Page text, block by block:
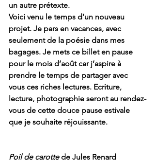
un autre prétexte.
Voici venu le temps d’un nouveau
projet. Je pars en vacances, avec
seulement de la poésie dans mes
bagages. Je mets ce billet en pause
pour le mois d’août car j’aspire à
prendre le temps de partager avec
vous ces riches lectures. Ecriture,
lecture, photographie seront au rendez-
vous de cette douce pause estivale
que je souhaite réjouissante.
Poil de carotte de Jules Renard